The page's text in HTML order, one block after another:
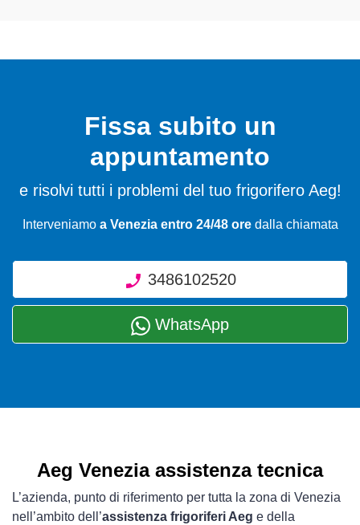
Fissa subito un
appuntamento
e risolvi tutti i problemi del tuo frigorifero Aeg!
Interveniamo a Venezia entro 24/48 oredalla chiamata
3486102520
WhatsApp
Aeg Venezia assistenza tecnica
L’azienda, punto di riferimento per tutta la zona di Venezia
nell’ambito dell’assistenza frigoriferi Aeg e della